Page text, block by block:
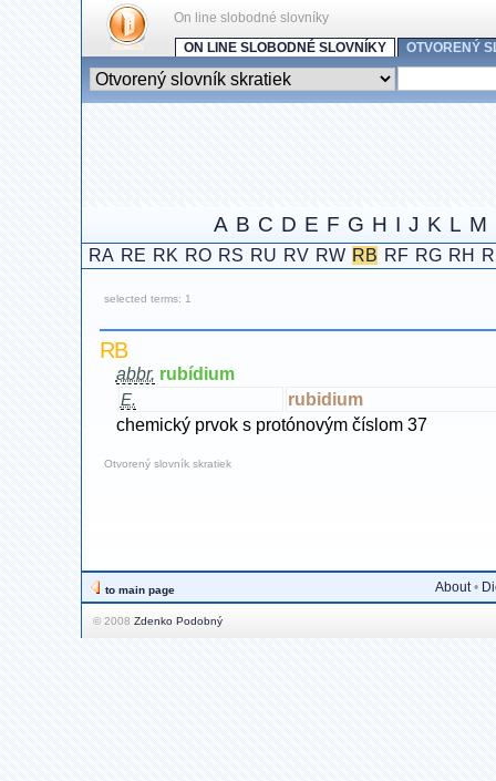
On line slobodné slovníky
ON LINE SLOBODNÉ SLOVNÍKY
OTVORENÝ
A B C D E F G H I J K L M
RA RE RK RO RS RU RV RW RB RF RG RH
selected terms: 1
RB
abbr. rubídium
E.
rubidium
chemický prvok s protónovým číslom 37
Otvorený slovník skratiek
to main page About•
© 2008 Zdenko Podobný